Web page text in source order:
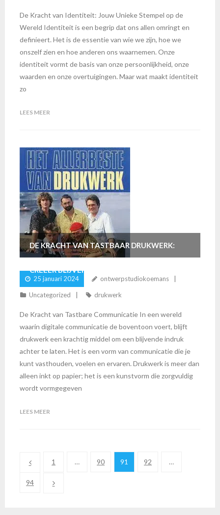
De Kracht van Identiteit: Jouw Unieke Stempel op de
Wereld Identiteit is een begrip dat ons allen omringt en
definieert. Het is de essentie van wie we zijn, hoe we
onszelf zien en hoe anderen ons waarnemen. Onze
identiteit vormt de basis van onze persoonlijkheid, onze
waarden en onze overtuigingen. Maar wat maakt identiteit
zo
LEES MEER
DE KRACHT VAN TASTBAAR DRUKWERK:
CREËER BLIJVENDE INDRUKKEN
25 januari 2024 ontwerpstudiokoemans
Uncategorized drukwerk
De Kracht van Tastbare Communicatie In een wereld
waarin digitale communicatie de boventoon voert, blijft
drukwerk een krachtig middel om een blijvende indruk
achter te laten. Het is een vorm van communicatie die je
kunt vasthouden, voelen en ervaren. Drukwerk is meer dan
alleen inkt op papier; het is een kunstvorm die zorgvuldig
wordt vormgegeven
LEES MEER
1 … 90 91 92 …
94